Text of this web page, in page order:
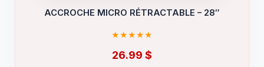
ACCROCHE MICRO RÉTRACTABLE – 28″
26.99 $